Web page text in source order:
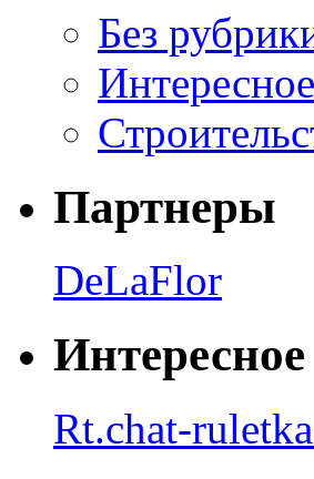
Без
Интересное
Партнеры
DeLaFlor
Интересное
Rt.chat-